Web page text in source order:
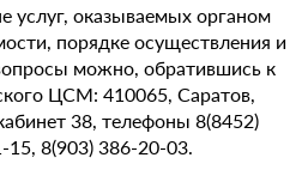
услуг, оказываемых органом
порядке осуществления и
можно, обратившись к
ЦСМ: 410065, Саратов,
38, телефоны 8(8452)
8(903) 386-20-03.